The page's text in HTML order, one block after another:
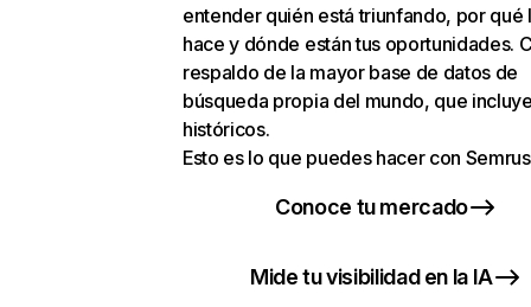
entender quién está triunfando, por qué
hace y dónde están tus oportunidades.
respaldo de la mayor base de datos de
búsqueda propia del mundo, que
históricos.
Esto es lo que puedes hacer con
Conoce tu mercado
Mide tu visibilidad en la IA